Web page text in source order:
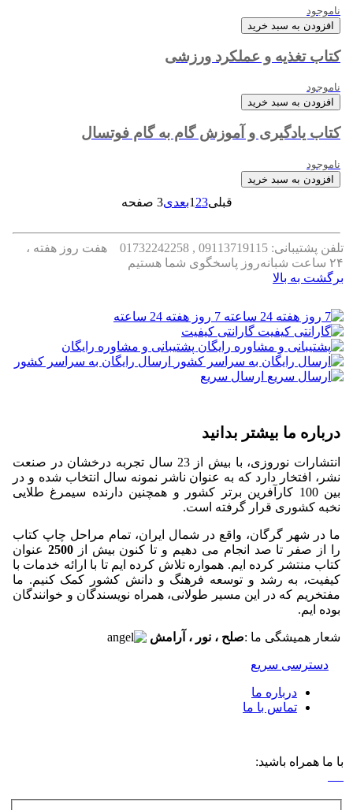
ناموجود
افزودن به سبد خرید
کتاب تغذیه و عملکرد ورزشی
ناموجود
افزودن به سبد خرید
کتاب یادگیری و آموزش گام به گام فوتسال
ناموجود
افزودن به سبد خرید
قبلی 1 23 بعدی3 صفحه
تلفن پشتیبانی: 09113719115 , 01732242258
هفت روز هفته ،
۲۴ ساعت شبانه‌روز پاسخگوی شما هستیم
برگشت به بالا
گارانتی کیفیت
پشتیبانی و مشاوره رایگان
ارسال رایگان به سراسر کشور
ارسال سریع
درباره ما بیشتر بدانید
انتشارات نوروزی، با بیش از 23 سال تجربه درخشان در صنعت
نشر،
افتخار دارد که به عنوان ناشر نمونه سال
انتخاب شده و در
بین 100 کارآفرین برتر کشور و همچنین دارنده سیمرغ طلایی
نخبه کشوری قرار گرفته است.
ما در شهر گرگان، واقع در شمال ایران، تمام مراحل چاپ کتاب
را از صفر تا صد انجام می دهیم و تا کنون بیش از 2500
عنوان
کتاب منتشر کرده ایم. همواره تلاش کرده ایم تا با ارائه خدمات با
کیفیت، به رشد و توسعه فرهنگ و دانش کشور کمک کنیم. ما
مفتخریم که در این مسیر طولانی، همراه نویسندگان و خوانندگان
بوده ایم.
شعار همیشگی ما :صلح ، نور ، آرامش
دسترسی سریع
درباره ما
تماس با ما
با ما همراه باشید: